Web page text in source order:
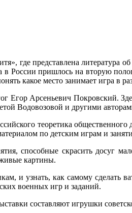
где представлена литература
России пришлось на вторую
какое место занимает игра в
Егор Арсеньевич Покровский.
Водовозовой и другими
теоретика
по детским играм и
способные скрасить досуг
картины.
и узнать, как самому сделать
военных игр и заданий.
составляют игрушки